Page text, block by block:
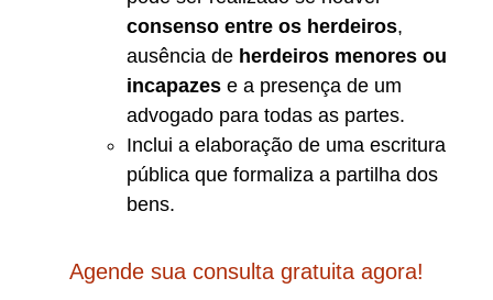
consenso entre os herdeiros,
ausência de herdeiros menores ou
incapazes e a presença de um
advogado para todas as partes.
Inclui a elaboração de uma escritura
pública que formaliza a partilha dos
bens.
Agende sua consulta gratuita agora!